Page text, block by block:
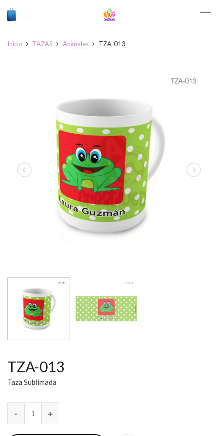
Inicio TAZAS Animales TZA-013
TZA-013
Taza Sublimada